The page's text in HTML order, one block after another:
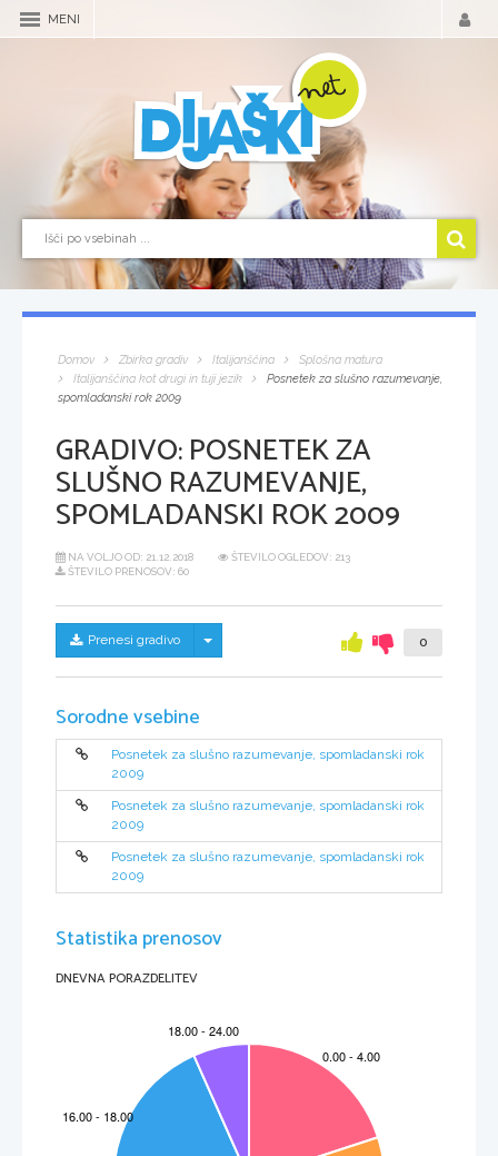
MENI
Domov Zbirka gradiv Italijanščina
Splošna matura
Italijanščina kot drugi in tuji jezik
Posnetek za slušno razumevanje,
spomladanski rok 2009
GRADIVO:POSNETEK ZA
SLUŠNO RAZUMEVANJE,
SPOMLADANSKI ROK 2009
NA VOLJO OD: 21.12.2018
ŠTEVILO OGLEDOV: 213
ŠTEVILO PRENOSOV: 60
Prenesi gradivo Skrij/prikaži meni 0
Sorodne vsebine
Posnetek za slušno razumevanje, spomladanski rok
2009
Posnetek za slušno razumevanje, spomladanski rok
2009
Posnetek za slušno razumevanje, spomladanski rok
2009
Statistika prenosov
DNEVNA PORAZDELITEV